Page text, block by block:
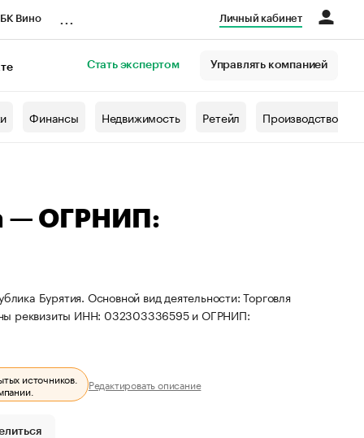
Вино Личный кабинет
Стать экспертом Управлять компанией
Финансы Недвижимость Ретейл Производство
— ОГРНИП:
Бурятия. Основной вид деятельности: Торговля
реквизиты ИНН: 032303336595 и ОГРНИП:
источников. Редактировать описание